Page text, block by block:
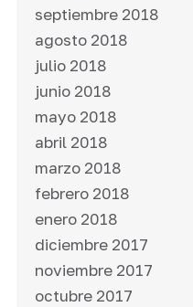
septiembre 2018
agosto 2018
julio 2018
junio 2018
mayo 2018
abril 2018
marzo 2018
febrero 2018
enero 2018
diciembre 2017
noviembre 2017
octubre 2017